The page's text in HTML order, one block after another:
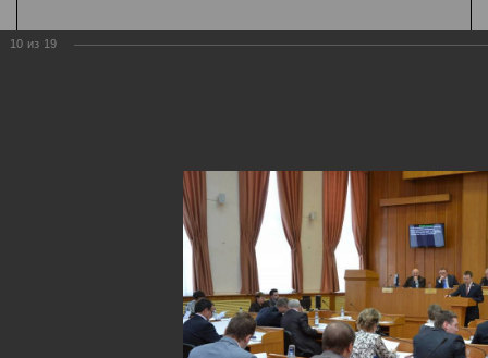
Государственная
организация
10 из 19